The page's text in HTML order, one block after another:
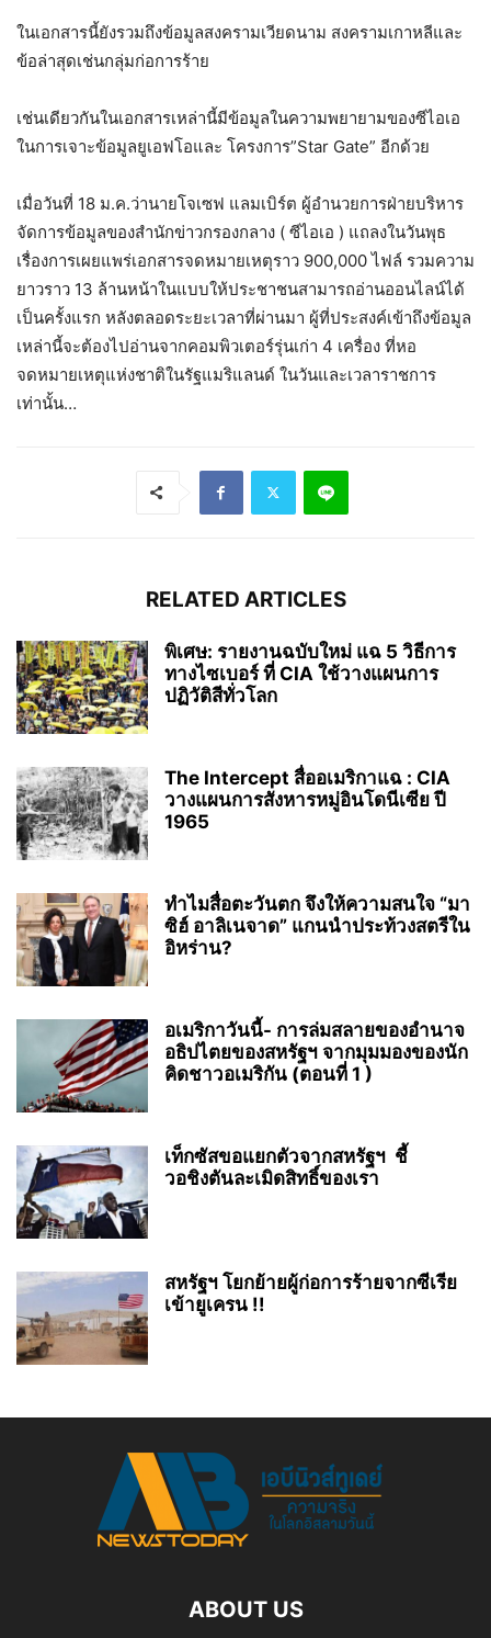
ในเอกสารนี้ยังรวมถึงข้อมูลสงครามเวียดนาม สงครามเกาหลีและ
ข้อล่าสุดเช่นกลุ่มก่อการร้าย
เช่นเดียวกันในเอกสารเหล่านี้มีข้อมูลในความพยายามของซีไอเอ
ในการเจาะข้อมูลยูเอฟโอและ โครงการ”Star Gate” อีกด้วย
เมื่อวันที่ 18 ม.ค.ว่านายโจเซฟ แลมเบิร์ต ผู้อำนวยการฝ่ายบริหาร
จัดการข้อมูลของสำนักข่าวกรองกลาง ( ซีไอเอ ) แถลงในวันพุธ
เรื่องการเผยแพร่เอกสารจดหมายเหตุราว 900,000 ไฟล์ รวมความ
ยาวราว 13 ล้านหน้าในแบบให้ประชาชนสามารถอ่านออนไลน์ได้
เป็นครั้งแรก หลังตลอดระยะเวลาที่ผ่านมา ผู้ที่ประสงค์เข้าถึงข้อมูล
เหล่านี้จะต้องไปอ่านจากคอมพิวเตอร์รุ่นเก่า 4 เครื่อง ที่หอ
จดหมายเหตุแห่งชาติในรัฐแมริแลนด์ ในวันและเวลาราชการ
เท่านั้น…
RELATED ARTICLES
พิเศษ: รายงานฉบับใหม่ แฉ 5 วิธีการ
ทางไซเบอร์ ที่ CIA ใช้วางแผนการ
ปฏิวัติสีทั่วโลก
The Intercept สื่ออเมริกาแฉ : CIA
วางแผนการสังหารหมู่อินโดนีเซีย ปี
1965
ทำไมสื่อตะวันตก จึงให้ความสนใจ “มา
ซิฮ์ อาลิเนจาด” แกนนำประท้วงสตรีใน
อิหร่าน?
อเมริกาวันนี้- การล่มสลายของอำนาจ
อธิปไตยของสหรัฐฯ จากมุมมองของนัก
คิดชาวอเมริกัน (ตอนที่ 1 )
เท็กซัสขอแยกตัวจากสหรัฐฯ ชี้
วอชิงตันละเมิดสิทธิ์ของเรา
สหรัฐฯ โยกย้ายผู้ก่อการร้ายจากซีเรีย
เข้ายูเครน !!
ABOUT US